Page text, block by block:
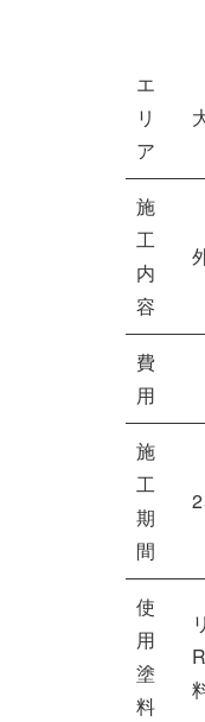
エ
リ
ア
施
工
内
容
費
用
施
工
期
間
使
用
塗
料